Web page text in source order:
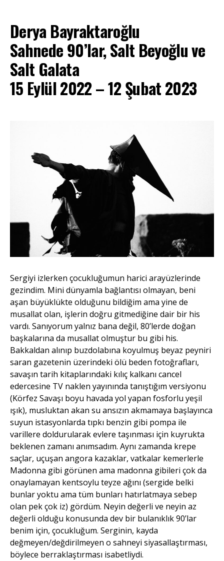
Derya Bayraktaroğlu
Sahnede 90’lar,Salt Beyoğlu ve
Salt Galata
15 Eylül 2022 – 12 Şubat 2023
Sergiyi izlerken çocukluğumun harici arayüzlerinde
gezindim. Mini dünyamla bağlantısı olmayan, beni
aşan büyüklükte olduğunu bildiğim ama yine de
musallat olan, işlerin doğru gitmediğine dair bir his
vardı. Sanıyorum yalnız bana değil, 80’lerde doğan
başkalarına da musallat olmuştur bu gibi his.
Bakkaldan alınıp buzdolabına koyulmuş beyaz peyniri
saran gazetenin üzerindeki ölü beden fotoğrafları,
savaşın tarih kitaplarındaki kılıç kalkanı cancel
edercesine TV naklen yayınında tanıştığım versiyonu
(Körfez Savaşı boyu havada yol yapan fosforlu yeşil
ışık), musluktan akan su ansızın akmamaya başlayınca
suyun istasyonlarda tıpkı benzin gibi pompa ile
varillere doldurularak evlere taşınması için kuyrukta
beklenen zamanı anımsadım. Aynı zamanda krepe
saçlar, uçuşan angora kazaklar, vatkalar kemerlerle
Madonna gibi görünen ama madonna gibileri çok da
onaylamayan kentsoylu teyze ağını (sergide belki
bunlar yoktu ama tüm bunları hatırlatmaya sebep
olan pek çok iz) gördüm. Neyin değerli ve neyin az
değerli olduğu konusunda dev bir bulanıklık 90’lar
benim için, çocukluğum. Serginin, kayda
değmeyen/değdirilmeyen o sahneyi siyasallaştırması,
böylece berraklaştırması isabetliydi.